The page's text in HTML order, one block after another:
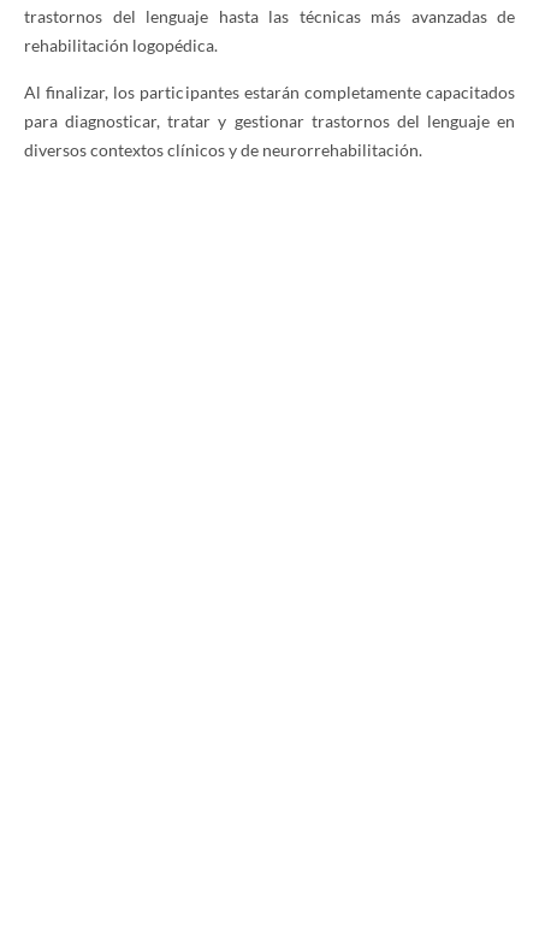
trastornos del lenguaje hasta las técnicas más avanzadas de
rehabilitación logopédica.
Al finalizar, los participantes estarán completamente capacitados
para diagnosticar, tratar y gestionar trastornos del lenguaje en
diversos contextos clínicos y de neurorrehabilitación.